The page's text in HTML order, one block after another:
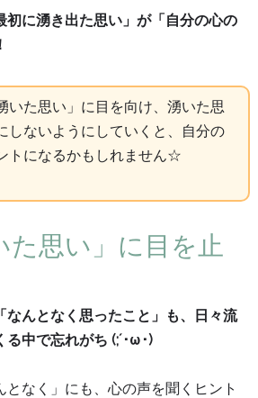
初に湧き出た思い」が「自分の心の
いた思い」に目を向け、湧いた思
しないようにしていくと、自分の
トになるかもしれません☆
た思い」に目を止
なんとなく思ったこと」も、日々流
中で忘れがち (;´･ω･)
となく」にも、心の声を聞くヒント